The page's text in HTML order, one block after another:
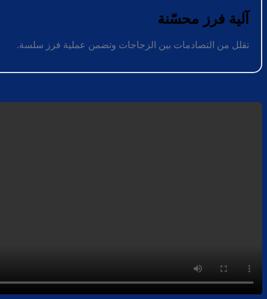
آلية فرز محسّنة
تقلل من التصادمات بين الزجاجات وتضمن عملية فرز سلسة.